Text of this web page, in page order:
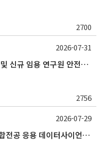
2700
2026년 2학기 대학원 신입생 및 신규 임용 연구원 안전환경교육(신규교육) 실시 안내
2756
2026-07-31
2026학년도 2학기 대학원 융합전공 응용 데이터사이언스 선발 계획 알림
2026-07-29